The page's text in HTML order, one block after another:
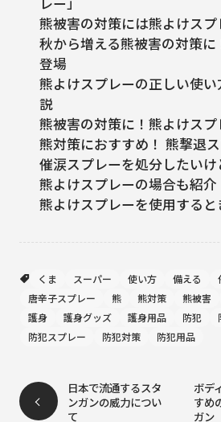
熊被害の対策には熊よけスプ
秋から増える熊被害の対策
登場
熊よけスプレーの正しい使
説
熊被害の対策に！熊よけスプ
熊対策におすすめ！ 熊撃退
催涙スプレーを処分したい
熊よけスプレーの場合も紹介
熊よけスプレーを使用する
くま スーパー 使い方 備える
唐辛子スプレー
熊 熊対策 熊被害
護身
護身グッズ 護身用品 防犯
防犯スプレー
防犯対策 防犯用品
日本で流通するスタ
ンガンの威力につい
て
ボデ
すめ
ガン